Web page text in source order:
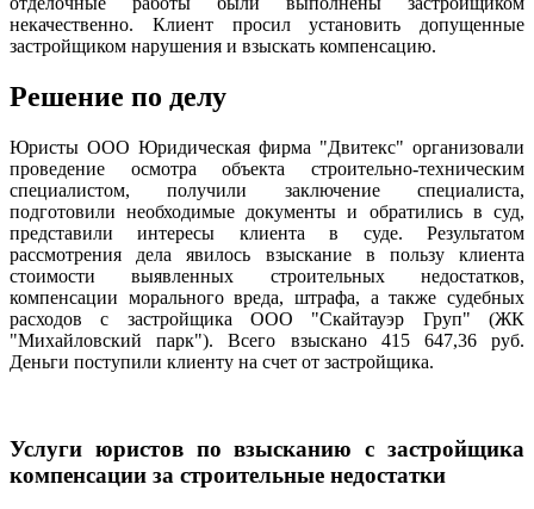
некачественно. Клиент просил установить допущенные
застройщиком нарушения и взыскать компенсацию.
Решение по делу
Юристы ООО Юридическая фирма "Двитекс" организовали
проведение осмотра объекта строительно-техническим
специалистом, получили заключение специалиста,
подготовили необходимые документы и обратились в суд,
представили интересы клиента в суде. Результатом
рассмотрения дела явилось взыскание в пользу клиента
стоимости выявленных строительных недостатков,
компенсации морального вреда, штрафа, а также судебных
расходов с застройщика ООО "Скайтауэр Груп" (ЖК
"Михайловский парк"). Всего взыскано 415 647,36 руб.
Деньги поступили клиенту на счет от застройщика.
Услуги юристов по взысканию с застройщика
компенсации за строительные недостатки